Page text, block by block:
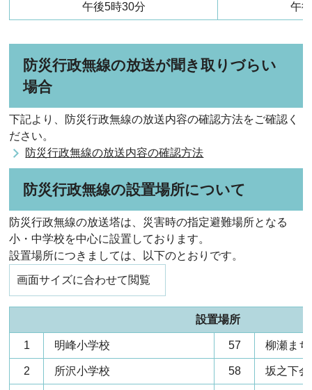
午後5時30分 午
防災行政無線の放送が聞き取りづらい
場合
下記より、防災行政無線の放送内容の確認方法をご確認く
ださい。
防災行政無線の放送内容の確認方法
防災行政無線の設置場所について
防災行政無線の放送塔は、災害時の指定避難場所となる
小・中学校を中心に設置しております。
設置場所につきましては、以下のとおりです。
画面サイズに合わせて閲覧
設置場所
1 明峰小学校 57 柳瀬ま
2 所沢小学校 58 坂之下